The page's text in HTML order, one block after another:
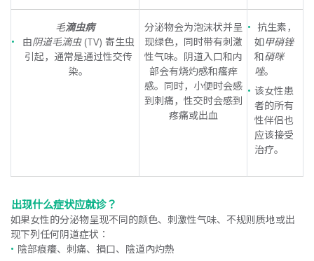
毛滴虫病
由阴道毛滴虫(TV) 寄生虫
引起，通常是通过性交传
染。
分泌物会为泡沫状并呈
现绿色，同时带有刺激
性气味。阴道入口和内
部会有烧灼感和瘙痒
感。同时，小便时会感
到刺痛，性交时会感到
疼痛或出血
抗生素，
如甲硝锉
和硝咪
唑。
该女性患
者的所有
性伴侣也
应该接受
治疗。
出现什么症状应就诊？
如果女性的分泌物呈现不同的颜色、刺激性气味、不规则质地或出
现下列任何阴道症状：
陰部痕癢、刺痛、損口、陰道內灼熱